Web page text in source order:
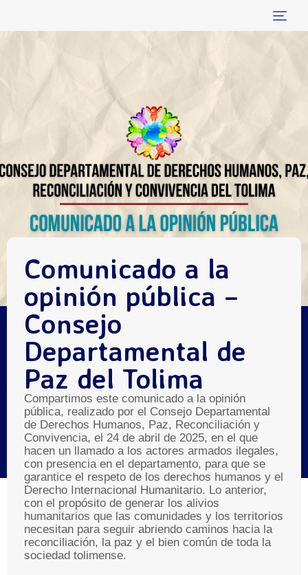
Comunicado a la
opinión pública –
Consejo
Departamental de
Paz del Tolima
Compartimos este comunicado a la opinión
pública, realizado por el Consejo Departamental
de Derechos Humanos, Paz, Reconciliación y
Convivencia, el 24 de abril de 2025, en el que
hacen un llamado a los actores armados ilegales,
con presencia en el departamento, para que se
garantice el respeto de los derechos humanos y el
Derecho Internacional Humanitario. Lo anterior,
con el propósito de generar los alivios
humanitarios que las comunidades y los territorios
necesitan para seguir abriendo caminos hacia la
reconciliación, la paz y el bien común de toda la
sociedad tolimense.